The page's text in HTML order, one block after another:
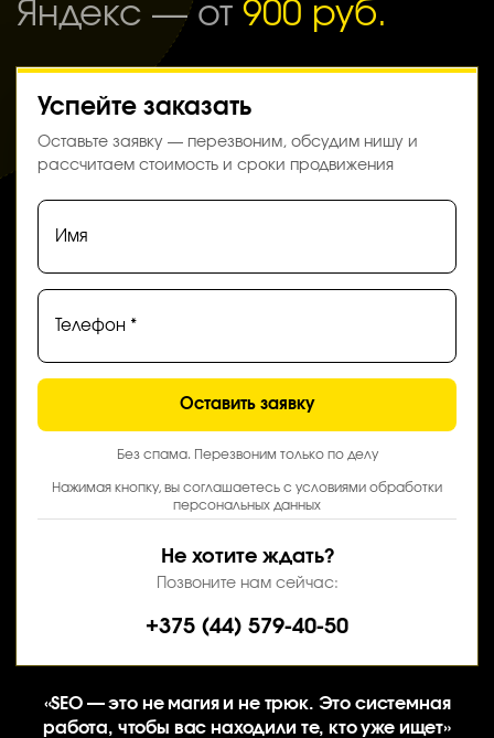
Яндекс — от 900 руб.
Успейте заказать
Оставьте заявку — перезвоним, обсудим нишу и
рассчитаем стоимость и сроки продвижения
Имя
Телефон *
Оставить заявку
Без спама. Перезвоним только по делу
Нажимая кнопку, вы соглашаетесь с условиями обработки
персональных данных
Не хотите ждать?
Позвоните нам сейчас:
+375 (44) 579-40-50
«SEO — это не магия и не трюк. Это системная
работа, чтобы вас находили те, кто уже ищет»